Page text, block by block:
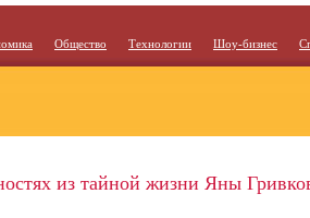
Общество Технологии Шоу-бизнес
из тайной жизни Яны